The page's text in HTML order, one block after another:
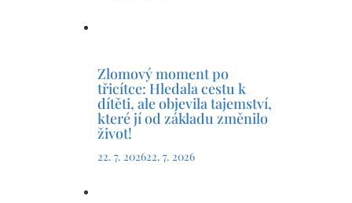
Zlomový moment po
třicítce: Hledala cestu k
dítěti, ale objevila tajemství,
které jí od základu změnilo
život!
22. 7. 202622. 7. 2026